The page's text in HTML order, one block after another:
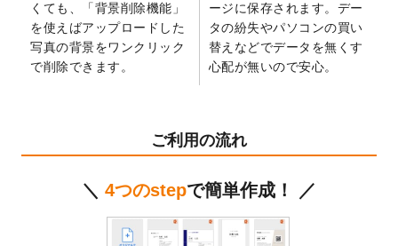
2025/1/15
配置できるデータ形式が増えました。
（pdf、psd、eps、tifに対応）
2024/12/24
2025年版4月始まりのカレンダーデザイン
箔押し年賀状のデザインテンプレート
ステッカーのデザインテンプレート
しました。
2025年巳年の年賀状デザインテンプレート
くても、「背景削除機能」
を使えばアップロードした
写真の背景をワンクリック
で削除できます。
ージに保存されます。デー
タの紛失やパソコンの買い
替えなどでデータを無くす
心配が無いので安心。
ご利用の流れ
＼ 4つのstepで簡単作成！ ／